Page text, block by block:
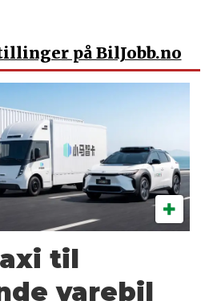
på BilJobb.no
til
varebil